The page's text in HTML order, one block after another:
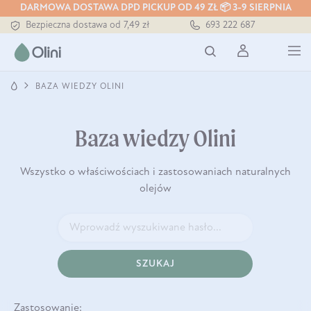
DARMOWA DOSTAWA DPD PICKUP OD 49 ZŁ 📦 3-9 SIERPNIA
Bezpieczna dostawa od 7,49 zł
Darmowa dostawa od 199 zł
Tłoczony zawsze na zimno
693 222 687
BAZA WIEDZY OLINI
Baza wiedzy Olini
Wszystko o właściwościach i zastosowaniach naturalnych
olejów
SZUKAJ
Zastosowanie: